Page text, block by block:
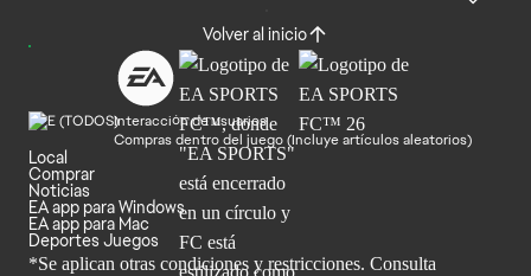
Volver al inicio
Interacción de usuarios
Compras dentro del juego (Incluye artículos aleatorios)
Local
Comprar
Noticias
EA app para Windows
EA app para Mac
Deportes Juegos
*Se aplican otras condiciones y restricciones. Consulta